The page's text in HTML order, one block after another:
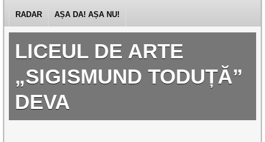
RADAR AȘA DA! AȘA NU!
LICEUL DE ARTE
„SIGISMUND TODUȚĂ”
DEVA